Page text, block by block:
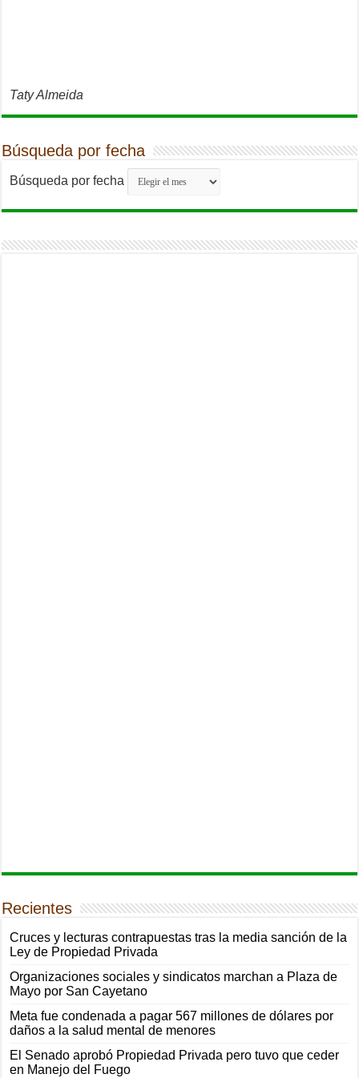
Taty Almeida
Búsqueda por fecha
Búsqueda por fecha
Recientes
Cruces y lecturas contrapuestas tras la media sanción de la
Ley de Propiedad Privada
Organizaciones sociales y sindicatos marchan a Plaza de
Mayo por San Cayetano
Meta fue condenada a pagar 567 millones de dólares por
daños a la salud mental de menores
El Senado aprobó Propiedad Privada pero tuvo que ceder
en Manejo del Fuego